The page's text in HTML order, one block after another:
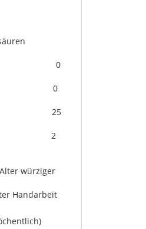
0
0
25
2
würziger
Handarbeit